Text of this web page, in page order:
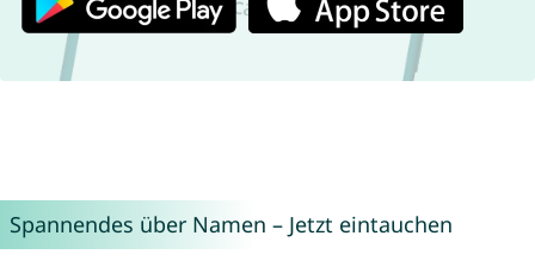
Spannendes über Namen – Jetzt eintauchen